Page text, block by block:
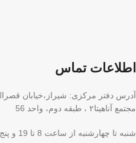
اطلاعات تماس
آدرس دفتر مرکزی: شیراز،خیابان
مجتمع آناهیتا۲ ، طبقه دوم، واحد 56
شنبه تا چهارشنبه از ساعت 8 تا 19 و پنج شنبه ها 8 تا 2 بعد از ظهر